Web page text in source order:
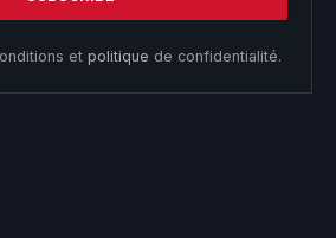
et politique de confidentialité.